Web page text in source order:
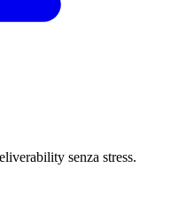
senza stress.